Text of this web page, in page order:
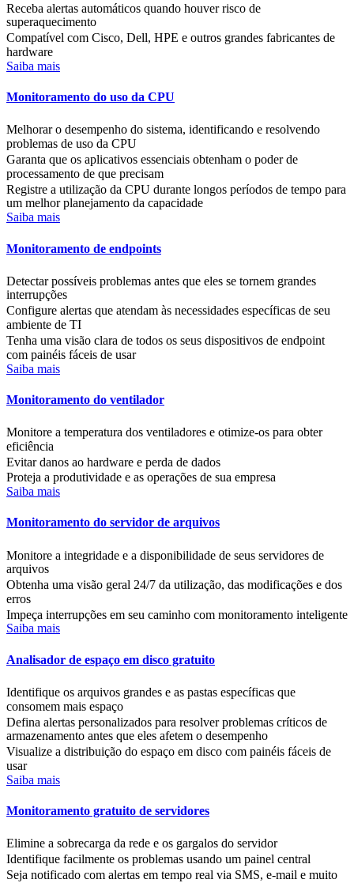
Receba alertas automáticos quando houver risco de
superaquecimento
Compatível com Cisco, Dell, HPE e outros grandes fabricantes de
hardware
Saiba mais
Monitoramento do uso da CPU
Melhorar o desempenho do sistema, identificando e resolvendo
problemas de uso da CPU
Garanta que os aplicativos essenciais obtenham o poder de
processamento de que precisam
Registre a utilização da CPU durante longos períodos de tempo para
um melhor planejamento da capacidade
Saiba mais
Monitoramento de endpoints
Detectar possíveis problemas antes que eles se tornem grandes
interrupções
Configure alertas que atendam às necessidades específicas de seu
ambiente de TI
Tenha uma visão clara de todos os seus dispositivos de endpoint
com painéis fáceis de usar
Saiba mais
Monitoramento do ventilador
Monitore a temperatura dos ventiladores e otimize-os para obter
eficiência
Evitar danos ao hardware e perda de dados
Proteja a produtividade e as operações de sua empresa
Saiba mais
Monitoramento do servidor de arquivos
Monitore a integridade e a disponibilidade de seus servidores de
arquivos
Obtenha uma visão geral 24/7 da utilização, das modificações e dos
erros
Impeça interrupções em seu caminho com monitoramento inteligente
Saiba mais
Analisador de espaço em disco gratuito
Identifique os arquivos grandes e as pastas específicas que
consomem mais espaço
Defina alertas personalizados para resolver problemas críticos de
armazenamento antes que eles afetem o desempenho
Visualize a distribuição do espaço em disco com painéis fáceis de
usar
Saiba mais
Monitoramento gratuito de servidores
Elimine a sobrecarga da rede e os gargalos do servidor
Identifique facilmente os problemas usando um painel central
Seja notificado com alertas em tempo real via SMS, e-mail e muito